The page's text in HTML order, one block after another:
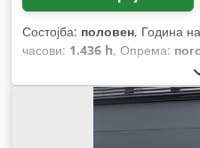
Состојба: половен, Година
часови: 1.436 h, Опрема: